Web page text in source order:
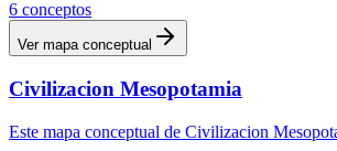
6 conceptos
Ver mapa conceptual
Civilizacion Mesopotamia
Este mapa conceptual de Civilizacion